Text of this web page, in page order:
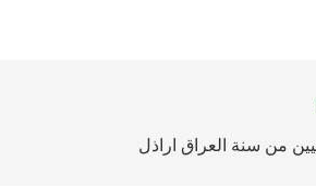
من سنة العراق اراذل